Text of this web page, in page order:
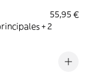
55,95 €
+ 2